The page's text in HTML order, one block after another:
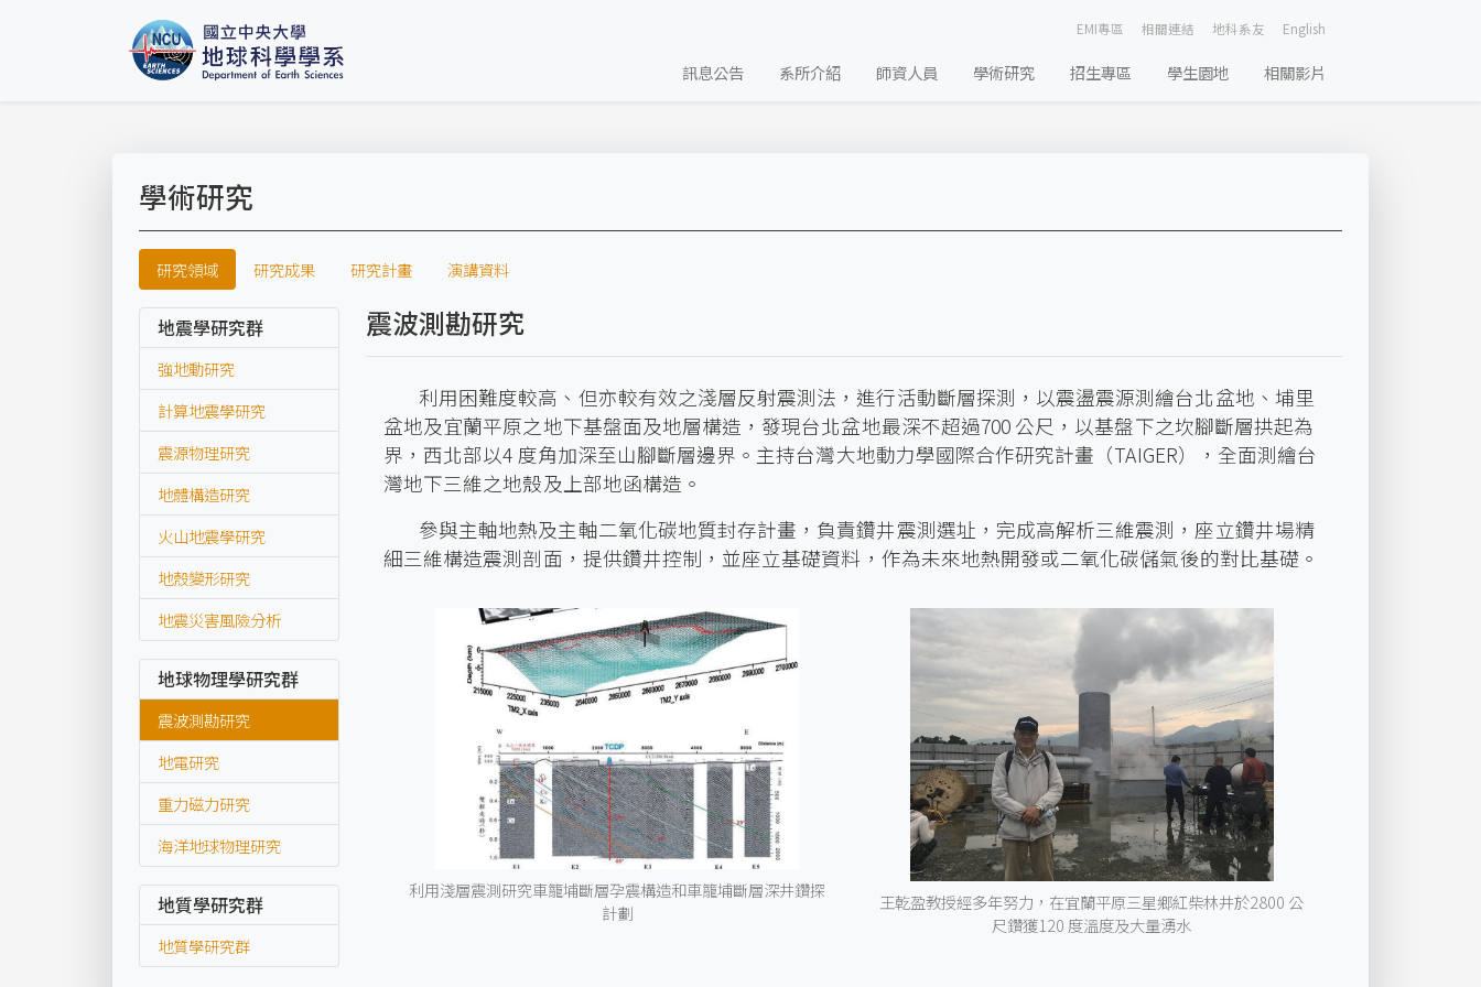
EMI專區 相關連結 地科系友 English
訊息公告 系所介紹 師資人員 學術研究 招生專區 學生園地 相關影片
學術研究
研究領域 研究成果 研究計畫 演講資料
地震學研究群
強地動研究
計算地震學研究
震源物理研究
地體構造研究
火山地震學研究
地殼變形研究
地震災害風險分析
地球物理學研究群
震波測勘研究
地電研究
重力磁力研究
海洋地球物理研究
地質學研究群
地質學研究群
震波測勘研究
利用困難度較高、但亦較有效之淺層反射震測法，進行活動斷層探測，以震盪震源測繪台北盆地、埔里
盆地及宜蘭平原之地下基盤面及地層構造，發現台北盆地最深不超過700 公尺，以基盤下之坎腳斷層拱起為
界，西北部以4 度角加深至山腳斷層邊界。主持台灣大地動力學國際合作研究計畫（TAIGER），全面測繪台
灣地下三維之地殼及上部地函構造。
參與主軸地熱及主軸二氧化碳地質封存計畫，負責鑽井震測選址，完成高解析三維震測，座立鑽井場精
細三維構造震測剖面，提供鑽井控制，並座立基礎資料，作為未來地熱開發或二氧化碳儲氣後的對比基礎。
利用淺層震測研究車籠埔斷層孕震構造和車籠埔斷層深井鑽探
計劃
王乾盈教授經多年努力，在宜蘭平原三星鄉紅柴林井於2800 公
尺鑽獲120 度溫度及大量湧水